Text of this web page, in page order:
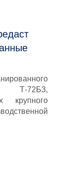
Т-72Б3,
крупного